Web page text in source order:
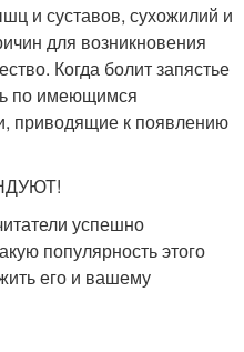
и суставов, сухожилий и
для возникновения
Когда болит запястье
по имеющимся
приводящие к появлению
успешно
популярность этого
его и вашему